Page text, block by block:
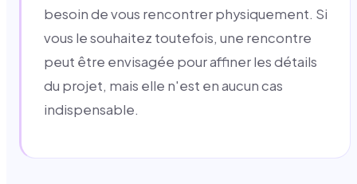
besoin de vous rencontrer physiquement. Si
vous le souhaitez toutefois, une rencontre
peut être envisagée pour affiner les détails
du projet, mais elle n'est en aucun cas
indispensable.